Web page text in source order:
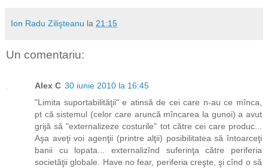
Ion Radu Zilişteanu la 21:15
Un comentariu:
Alex C 30 iunie 2010 la 16:45
"Limita suportabilităţii" e atinsă de cei care n-au ce mînca,
pt că sistemul (celor care aruncă mîncarea la gunoi) a avut
grijă să "externalizeze costurile" tot către cei care produc...
Aşa aveţi voi agenţii (printre alţii) posibilitatea să întoarceţi
banii cu lopata... externalizînd suferinţa către periferia
societăţii globale. Have no fear, periferia creşte, şi cînd o să